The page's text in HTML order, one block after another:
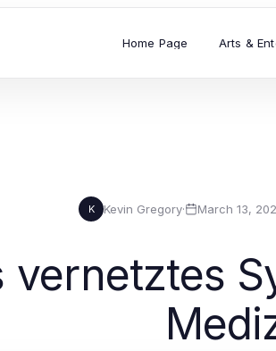
Home Page Arts &
K Kevin Gregory· March 13,
vernetztes